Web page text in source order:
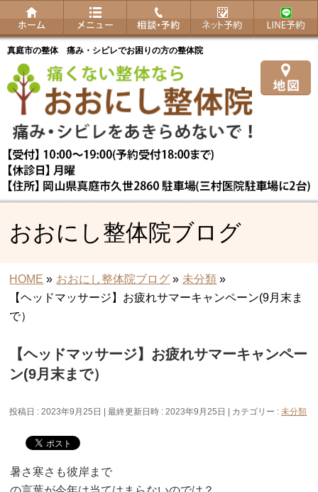
真庭市の整体 痛み・シビレでお困りの方の整体院
おおにし整体院ブログ
HOME » おおにし整体院ブログ » 未分類 »
【ヘッドマッサージ】お疲れサマーキャンペーン(9月末ま
で）
【ヘッドマッサージ】お疲れサマーキャンペー
ン(9月末まで）
投稿日 : 2023年9月25日 最終更新日時 : 2023年9月25日 カテゴリー :未分類
暑さ寒さも彼岸まで